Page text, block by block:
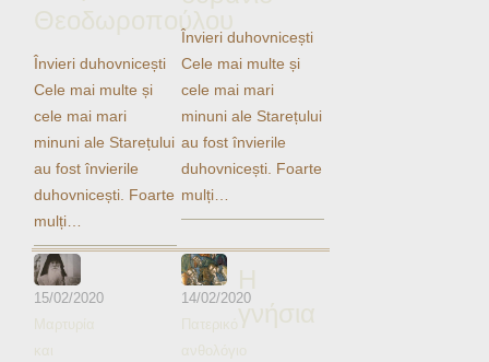
Ηχητικά
Θεοδωροπούλου
Învieri duhovnicești
Cele mai multe și
cele mai mari
minuni ale Starețului
au fost învierile
duhovnicești. Foarte
mulți…
Învieri duhovnicești
Cele mai multe și
cele mai mari
minuni ale Starețului
au fost învierile
duhovnicești. Foarte
mulți…
15/02/2020
Μαρτυρία
και
14/02/2020
Πατερικό
ανθολόγιο
Η
γνήσια